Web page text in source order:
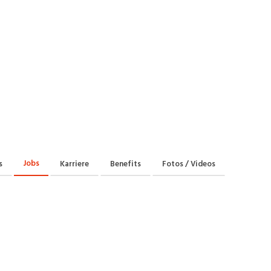
Handel, Kundenberatung,
Jobs Karriere Benefits Fotos / Videos